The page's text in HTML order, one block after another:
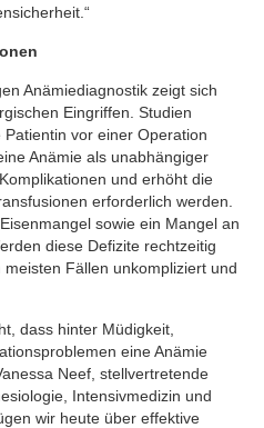
Anämiediagnostik zeigt sich
Eingriffen. Studien
vor einer Operation
Anämie als unabhängiger
und erhöht die
erforderlich werden.
sowie ein Mangel an
diese Defizite rechtzeitig
Fällen unkompliziert und
dass hinter Müdigkeit,
eine Anämie
Neef, stellvertretende
Intensivmedizin und
wir heute über effektive